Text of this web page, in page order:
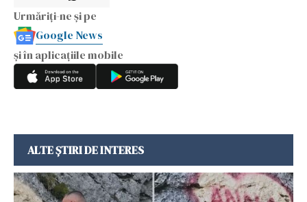
Urmăriți-ne și pe
Google News
și în aplicațiile mobile
ALTE ȘTIRI DE INTERES